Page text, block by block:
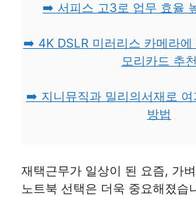
➡️ 서피스 고3로 업무 효율
➡️ 4K DSLR 미러리스 카메라에
모리카드 추천
➡️ 지니뮤직과 밀리의서재로 여
방법
재택근무가 일상이 된 요즘, 가
노트북 선택은 더욱 중요해졌습